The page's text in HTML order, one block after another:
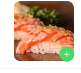
add